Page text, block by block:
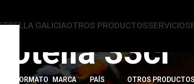
GALICIAOTROS PRODUCTOSSERVICIOS
Botella 33cl
FORMATO MARCA PAÍS OTROS PRODUCTOS